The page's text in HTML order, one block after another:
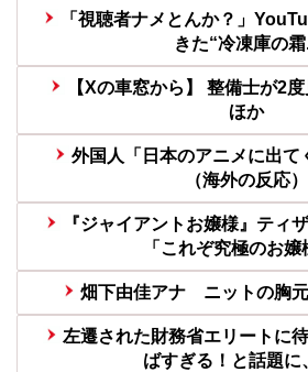
「視聴者ナメとんか？」
きた“冷凍庫の霜
【Xの車窓から】 整備士が2
ほか
外国人「日本のアニメに出て
（海外の反応）
『ジャイアントお嬢様』ティ
「これぞ究極のお嬢
畑下由佳アナ ニットの胸元
左遷された財務省エリートに
ばすぎる！と話題に